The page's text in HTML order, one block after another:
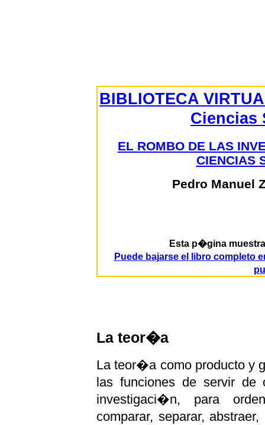
BIBLIOTECA
Ciencias
EL ROMBO DE LAS
CIENCIAS
Pedro Manuel
Esta p�gina
Puede bajarse el libro completo
La teor�a
La teor�a como producto y
las funciones de servir
investigaci�n, para
comparar, separar,